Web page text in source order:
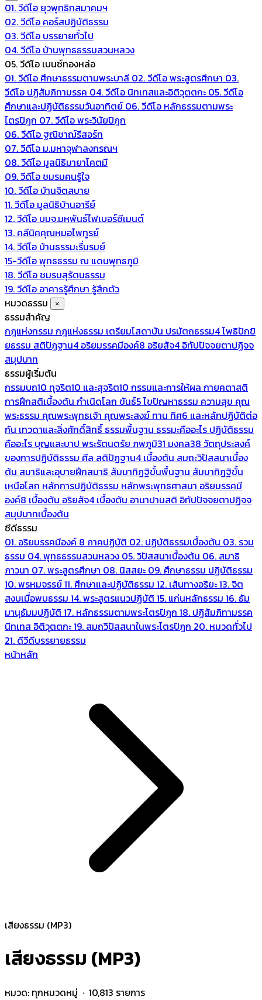
01. วีดีโอ ยุวพุทธิกสมาคมฯ
02. วีดีโอ คอร์สปฏิบัติธรรม
03. วีดีโอ บรรยายทั่วไป
04. วีดีโอ บ้านพุทธธรรมสวนหลวง
05. วีดีโอ เบนซ์ทองหล่อ
01. วีดีโอ ศึกษาธรรมตามพระบาลี 02. วีดีโอ พระสูตรศึกษา 03.
วีดีโอ ปฏิสัมภิทามรรค 04. วีดีโอ นิทเทสและอิติวุตตกะ 05. วีดีโอ
ศึกษาและปฏิบัติธรรมวันอาทิตย์ 06. วีดีโอ หลักธรรมตามพระ
ไตรปิฎก 07. วีดีโอ พระวินัยปิฎก
06. วีดีโอ ฐณิชาฌ์รีสอร์ท
07. วีดีโอ ม.มหาจุฬาลงกรณฯ
08. วีดีโอ มูลนิธิมายาโคตมี
09. วีดีโอ ชมรมคนรู้ใจ
10. วีดีโอ บ้านจิตสบาย
11. วีดีโอ มูลนิธิบ้านอารีย์
12. วีดีโอ บมจ.มหพันธ์ไฟเบอร์ซีเมนต์
13. คลีนิคคุณหมอไพทูรย์
14. วีดีโอ บ้านธรรมะรื่นรมย์
15-วีดีโอ พุทธธรรม ณ แดนพุทธภูมิ
18. วีดีโอ ชมรมสุรัตนธรรม
19. วีดีโอ อาคารรู้ศึกษา รู้สึกตัว
หมวดธรรม
×
ธรรมสำคัญ
กฎแห่งกรรม กฎแห่งธรรม เตรียมโสดาบัน ปรมัตถธรรม4โพธิปักขิ
ยธรรม สติปัฏฐาน4 อริยมรรคมีองค์8 อริยสัจ4 อิทัปปัจจยตาปฏิจจ
สมุปบาท
ธรรมผู้เริ่มต้น
กรรมบถ10 ทุจริต10 และสุจริต10 กรรมและการให้ผล กายคตาสติ
การฝึกสติเบื้องต้น กำเนิดโลก ขันธ์5ไขปัญหาธรรม ความสุข คุณ
พระธรรม คุณพระพุทธเจ้า คุณพระสงฆ์ ทาน ทิศ6 และหลักปฏิบัติต่อ
กัน เทวดาและสิ่งศักดิ์สิทธิ์ธรรมพื้นฐาน ธรรมะคืออะไร ปฏิบัติธรรม
คืออะไร บุญและบาป พระรัตนตรัย ภพภูมิ31 มงคล38 วัตถุประสงค์
ของการปฏิบัติธรรม ศีล สติปัฏฐาน4 เบื้องต้น สมถะวิปัสสนาเบื้อง
ต้น สมาธิและอุบายฝึกสมาธิ สัมมาทิฏฐิขั้นพื้นฐาน สัมมาทิฏฐิขั้น
เหนือโลก หลักการปฏิบัติธรรม หลักพระพุทธศาสนา อริยมรรคมี
องค์8 เบื้องต้น อริยสัจ4 เบื้องต้น อานาปานสติ อิทัปปัจจยตาปฏิจจ
สมุปบาทเบื้องต้น
ซีดีธรรม
01. อริยมรรคมีองค์ 8 ภาคปฏิบัติ 02. ปฏิบัติธรรมเบื้องต้น 03. รวม
ธรรม 04. พุทธธรรมสวนหลวง 05. วิปัสสนาเบื้องต้น 06. สมาธิ
ภาวนา 07. พระสูตรศึกษา 08. นิสสยะ 09. ศึกษาธรรม ปฏิบัติธรรม
10. พรหมจรรย์11. ศึกษาและปฏิบัติธรรม 12. เส้นทางอริยะ13. จิต
สงบเมื่อพบธรรม 14. พระสูตรแนวปฏิบัติ 15. แก่นหลักธรรม 16. ธัม
มานุธัมมปฏิบัติ 17. หลักธรรมตามพระไตรปิฎก 18. ปฏิสัมภิทามรรค
นิทเทส อิติวุตตกะ19. สมถวิปัสสนาในพระไตรปิฎก 20. หมวดทั่วไป
21. ดีวีดีบรรยายธรรม
หน้าหลัก
เสียงธรรม (MP3)
เสียงธรรม (MP3)
หมวด: ทุกหมวดหมู่ · 10,813 รายการ